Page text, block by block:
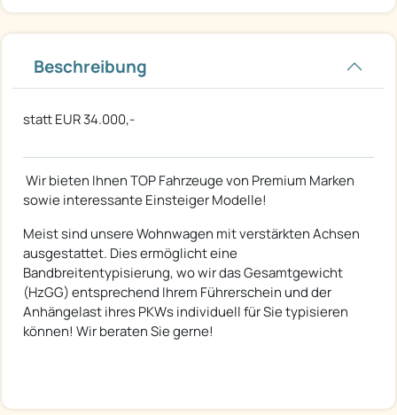
Beschreibung
statt EUR 34.000,-
Wir bieten Ihnen TOP Fahrzeuge von Premium Marken
sowie interessante Einsteiger Modelle!
Meist sind unsere Wohnwagen mit verstärkten Achsen
ausgestattet. Dies ermöglicht eine
Bandbreitentypisierung, wo wir das Gesamtgewicht
(HzGG) entsprechend Ihrem Führerschein und der
Anhängelast ihres PKWs individuell für Sie typisieren
können! Wir beraten Sie gerne!